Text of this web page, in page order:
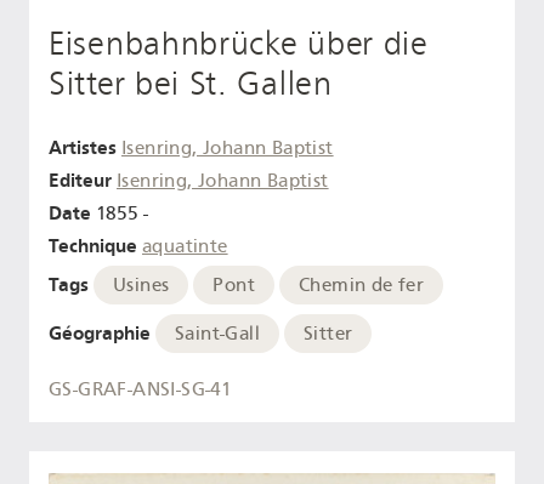
Eisenbahnbrücke über die
Sitter bei St. Gallen
Artistes Isenring, Johann Baptist
Editeur Isenring, Johann Baptist
Date 1855 -
Technique aquatinte
Tags Usines Pont Chemin de fer
Géographie Saint-Gall Sitter
GS-GRAF-ANSI-SG-41